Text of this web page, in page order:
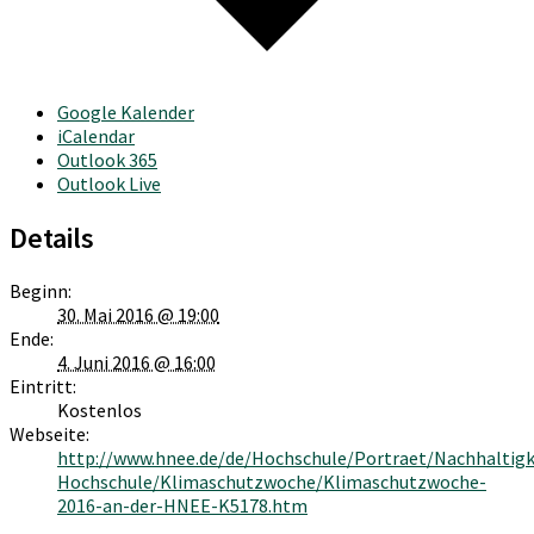
Google Kalender
iCalendar
Outlook 365
Outlook Live
Details
Beginn:
30. Mai 2016 @ 19:00
Ende:
4. Juni 2016 @ 16:00
Eintritt:
Kostenlos
Webseite:
http://www.hnee.de/de/Hochschule/Portraet/
Hochschule/Klimaschutzwoche/Klimaschutzwoche-
2016-an-der-HNEE-K5178.htm